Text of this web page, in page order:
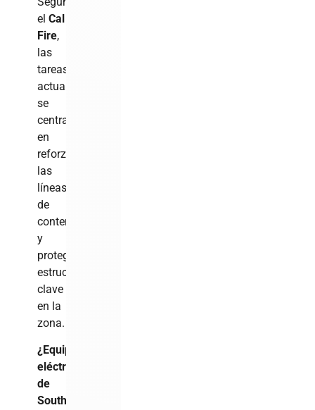
elCal
Fire,
las
tareas
actuales
se
centran
en
reforzar
las
líneas
de
contención
y
proteger
estructuras
clave
en la
zona.
¿Equipo
eléctrico
de
Southern